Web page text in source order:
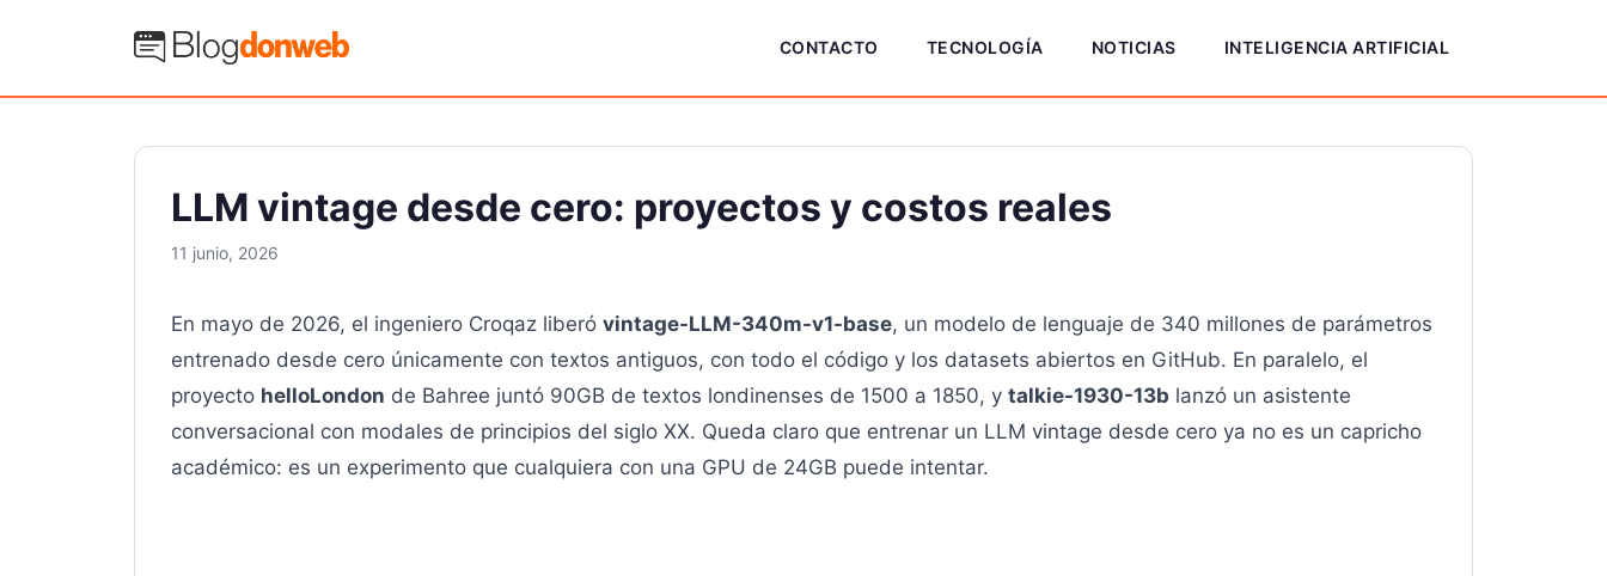
Blog Donweb CONTACTO TECNOLOGÍA NOTICIAS INTELIGENCIA ARTIFICIAL
LLM vintage desde cero: proyectos y costos reales
11 junio, 2026
En mayo de 2026, el ingeniero Croqaz liberó vintage-LLM-340m-v1-base, un modelo de lenguaje de 340 millones de parámetros
entrenado desde cero únicamente con textos antiguos, con todo el código y los datasets abiertos en GitHub. En paralelo, el
proyecto helloLondon de Bahree juntó 90GB de textos londinenses de 1500 a 1850, y talkie-1930-13b lanzó un asistente
conversacional con modales de principios del siglo XX. Queda claro que entrenar un LLM vintage desde cero ya no es un capricho
académico: es un experimento que cualquiera con una GPU de 24GB puede intentar.